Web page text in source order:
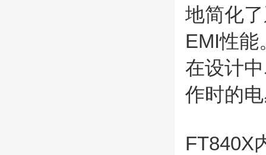
地简化
EMI性能
在设计
作时的
FT840X